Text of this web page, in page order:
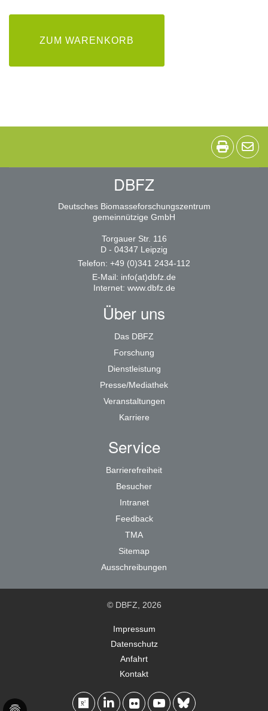
ZUM WARENKORB
DBFZ
Deutsches Biomasseforschungszentrum
gemeinnützige GmbH
Torgauer Str. 116
D - 04347 Leipzig
Telefon: +49 (0)341 2434-112
E-Mail: info(at)dbfz.de
Internet: www.dbfz.de
Über uns
Das DBFZ
Forschung
Dienstleistung
Presse/Mediathek
Veranstaltungen
Karriere
Service
Barrierefreiheit
Besucher
Intranet
Feedback
TMA
Sitemap
Ausschreibungen
© DBFZ, 2026
Impressum
Datenschutz
Anfahrt
Kontakt